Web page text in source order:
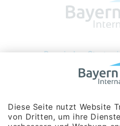
Bayerische Gesellschaft für
Rosenheimer Str. 143C
81671 München